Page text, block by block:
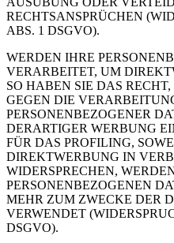
RECHTSANSPRÜCHEN
ABS. 1 DSGVO).
WERDEN IHRE
VERARBEITET, UM
SO HABEN SIE DAS
GEGEN DIE
PERSONENBEZOGENER
DERARTIGER WERBUNG
FÜR DAS PROFILING,
DIREKTWERBUNG IN
WIDERSPRECHEN,
PERSONENBEZOGENEN
MEHR ZUM ZWECKE DER
VERWENDET
DSGVO).